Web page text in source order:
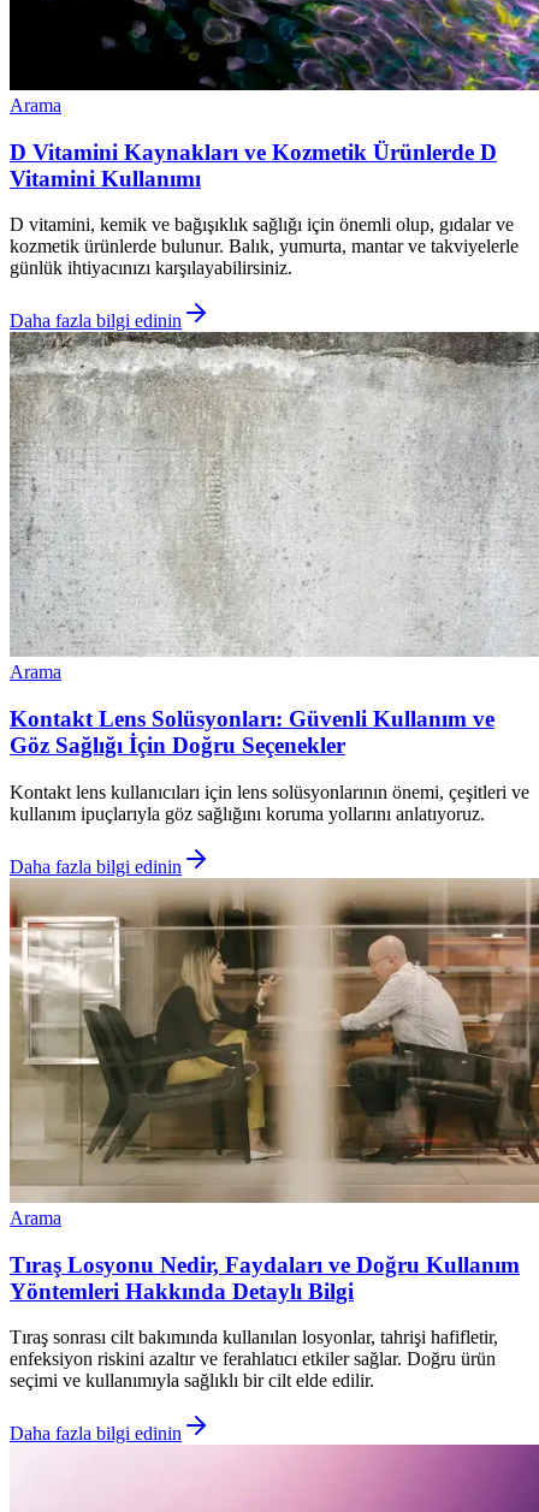
Arama
D Vitamini Kaynakları ve Kozmetik Ürünlerde D
Vitamini Kullanımı
D vitamini, kemik ve bağışıklık sağlığı için önemli olup, gıdalar ve
kozmetik ürünlerde bulunur. Balık, yumurta, mantar ve takviyelerle
günlük ihtiyacınızı karşılayabilirsiniz.
Daha fazla bilgi edinin
Arama
Kontakt Lens Solüsyonları: Güvenli Kullanım ve
Göz Sağlığı İçin Doğru Seçenekler
Kontakt lens kullanıcıları için lens solüsyonlarının önemi, çeşitleri ve
kullanım ipuçlarıyla göz sağlığını koruma yollarını anlatıyoruz.
Daha fazla bilgi edinin
Arama
Tıraş Losyonu Nedir, Faydaları ve Doğru Kullanım
Yöntemleri Hakkında Detaylı Bilgi
Tıraş sonrası cilt bakımında kullanılan losyonlar, tahrişi hafifletir,
enfeksiyon riskini azaltır ve ferahlatıcı etkiler sağlar. Doğru ürün
seçimi ve kullanımıyla sağlıklı bir cilt elde edilir.
Daha fazla bilgi edinin